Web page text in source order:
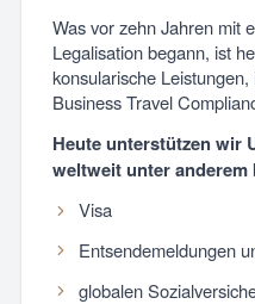
Was vor zehn Jahren mit
Legalisation begann, ist
konsularische
Business Travel
Heute unterstützen wir
weltweit unter anderem
Visa
Entsendemeldungen
globalen